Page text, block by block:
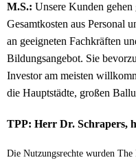
M.S.: Unsere Kunden gehen
Gesamtkosten aus Personal
an geeigneten Fachkräften
Bildungsangebot. Sie
Investor am meisten
die Hauptstädte, großen
TPP: Herr Dr. Schrapers,
Die Nutzungsrechte wurden